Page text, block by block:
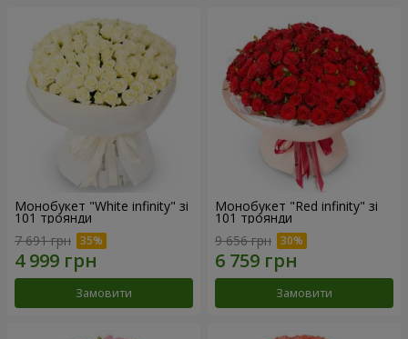
Монобукет "White infinity" зі
101 троянди
7 691 грн
Замовити
Монобукет "Red infinity" зі
101 троянди
9 656 грн
Замовити